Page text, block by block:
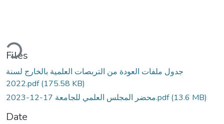
Files
جدول ملفات العودة من التربصات العلمية بالخارج لسنة
2022.pdf(175.58 KB)
محضر المجلس العلمي للجامعة 17-12-2023.pdf(13.6 MB)
Date